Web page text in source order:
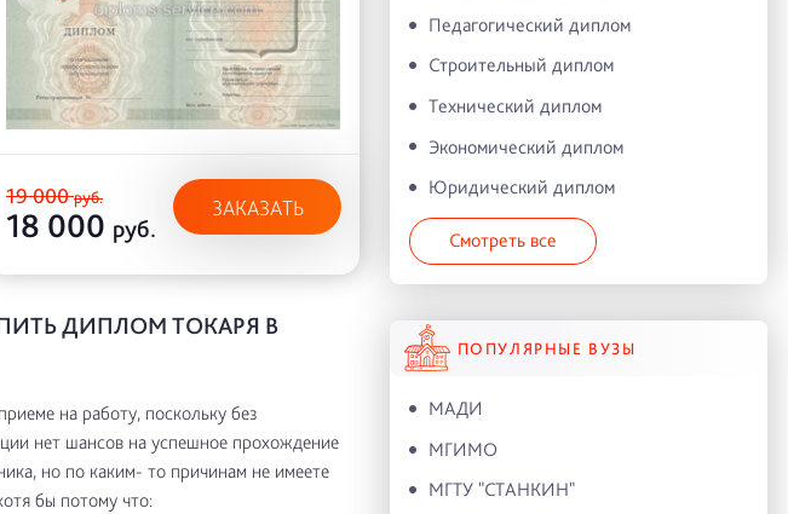
19 000руб.
18 000 руб.
ЗАКАЗАТЬ
ДИПЛОМ ТОКАРЯ В
на работу, поскольку без
нет шансов на успешное прохождение
но по каким- то причинам не имеете
бы потому что:
Педагогический диплом
Строительный диплом
Технический диплом
Экономический диплом
Юридический диплом
Смотреть все
ПОПУЛЯРНЫЕ ВУЗЫ
МАДИ
МГИМО
МГТУ "СТАНКИН"